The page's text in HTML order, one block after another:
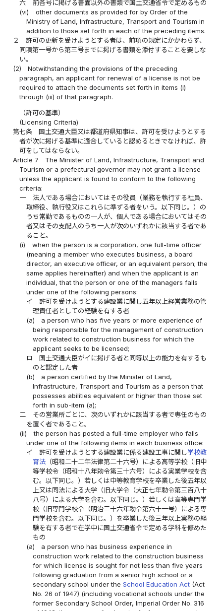
六
前各号に掲げる書面以外の書類で国土交通省令で定めるもの
(vi)
other documents as provided for by Order of the
Ministry of Land, Infrastructure, Transport and Tourism in
addition to those set forth in each of the preceding items.
２
許可の更新を受けようとする者は、前項の規定にかかわらず、
同項第一号から第三号までに掲げる書類を添付することを要しな
い。
(2)
Notwithstanding the provisions of the preceding
paragraph, an applicant for renewal of a license is not be
required to attach the documents set forth in items (i)
through (iii) of that paragraph.
（許可の基準）
(Licensing Criteria)
第七条
国土交通大臣又は都道府県知事は、許可を受けようとする
者が次に掲げる基準に適合していると認めるときでなければ、許
可をしてはならない。
Article 7
The Minister of Land, Infrastructure, Transport and
Tourism or a prefectural governor may not grant a license
unless the applicant is found to conform to the following
criteria:
一
法人である場合においてはその役員（業務を執行する社員、
取締役、執行役又はこれらに準ずる者をいう。以下同じ。）の
うち常勤であるものの一人が、個人である場合においてはその
者又はその支配人のうち一人が次のいずれかに該当する者であ
ること。
(i)
when the person is a corporation, one full-time officer
(meaning a member who executes business, a board
director, an executive officer, or an equivalent person; the
same applies hereinafter) and when the applicant is an
individual, that the person or one of the managers falls
under one of the following persons:
イ
許可を受けようとする建設業に関し五年以上経営業務の管
理責任者としての経験を有する者
(a)
a person who has five years or more experience of
being responsible for the management of construction
work related to construction business for which the
applicant seeks to be licensed;
ロ
国土交通大臣がイに掲げる者と同等以上の能力を有するも
のと認定した者
(b)
a person certified by the Minister of Land,
Infrastructure, Transport and Tourism as a person that
possesses abilities equivalent or higher than those set
forth in sub-item (a);
二
その営業所ごとに、次のいずれかに該当する者で専任のもの
を置く者であること。
(ii)
the person has posted a full-time employer who falls
under one of the following items in each business office:
イ
許可を受けようとする建設業に係る建設工事に関し学校教
育法（昭和二十二年法律第二十六号）による高等学校（旧中
等学校令（昭和十八年勅令第三十六号）による実業学校を含
む。以下同じ。）若しくは中等教育学校を卒業した後五年以
上又は同法による大学（旧大学令（大正七年勅令第三百八十
八号）による大学を含む。以下同じ。）若しくは高等専門学
校（旧専門学校令（明治三十六年勅令第六十一号）による専
門学校を含む。以下同じ。）を卒業した後三年以上実務の経
験を有する者で在学中に国土交通省令で定める学科を修めた
もの
(a)
a person who has business experience in
construction work related to the construction business
for which license is sought for not less than five years
following graduation from a senior high school or a
secondary school under the School Education Act(Act
No. 26 of 1947) (including vocational schools under the
former Secondary School Order, Imperial Order No. 316